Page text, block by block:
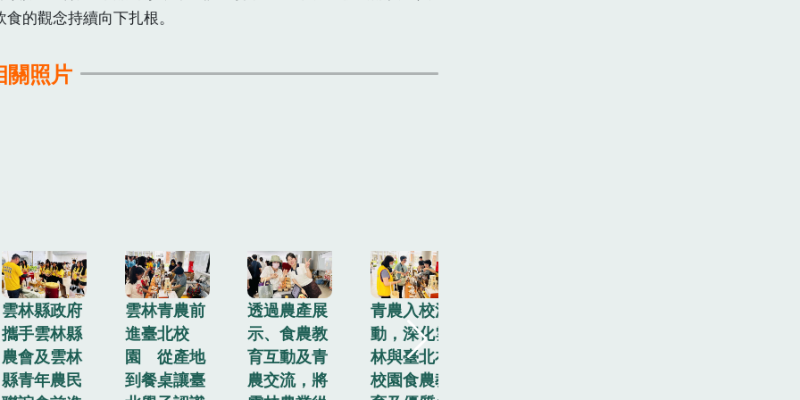
食的觀念持續向下扎根。
關照片
雲林縣政府
攜手雲林縣
農會及雲林
縣青年農民
雲林青農前
進臺北校
園 從產地
到餐桌讓臺
透過農產展
示、食農教
育互動及青
農交流，將
青農入校活
動，深化雲
林與臺北在
校園食農教